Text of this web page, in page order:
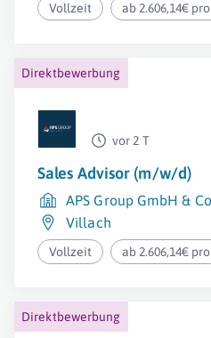
Vollzeit ab 2.606,14€
Direktbewerbung
vor 2 T
Sales Advisor (m/w/d)
APS Group GmbH &
Villach
Vollzeit ab 2.606,14€
Direktbewerbung